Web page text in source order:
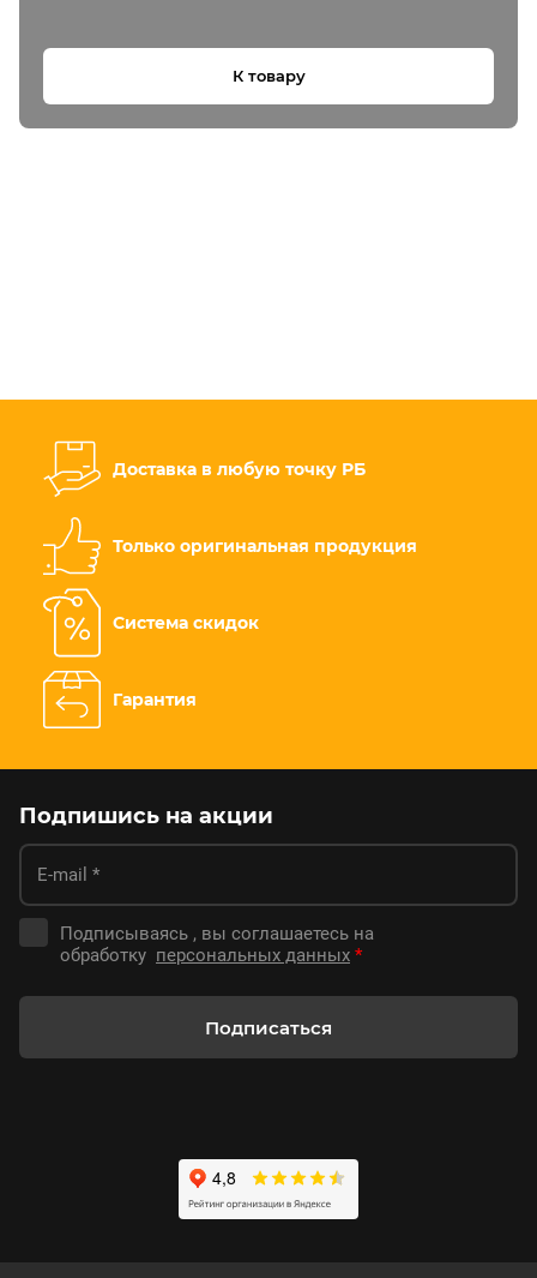
К товару
Доставка в любую точку РБ
Только оригинальная продукция
Система скидок
Гарантия
Подпишись на акции
Подписываясь , вы соглашаетесь на
обработку персональных данных *
Подписаться